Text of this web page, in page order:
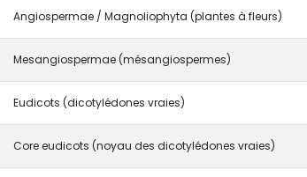
Angiospermae / Magnoliophyta (plantes à fleurs)
Mesangiospermae (mésangiospermes)
Eudicots (dicotylédones vraies)
Core eudicots (noyau des dicotylédones vraies)